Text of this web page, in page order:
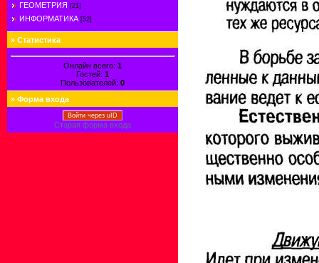
ГЕОМЕТРИЯ [21]
ИНФОРМАТИКА [52]
» Статистика
Онлайн всего: 1
Гостей: 1
Пользователей: 0
» Форма входа
Войти через uID
Старая форма входа